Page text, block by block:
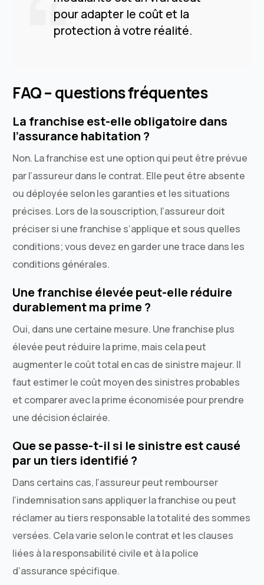
pour adapter le coût et la
protection à votre réalité.
FAQ – questions fréquentes
La franchise est-elle obligatoire dans
l’assurance habitation ?
Non. La franchise est une option qui peut être prévue
par l’assureur dans le contrat. Elle peut être absente
ou déployée selon les garanties et les situations
précises. Lors de la souscription, l’assureur doit
préciser si une franchise s’applique et sous quelles
conditions; vous devez en garder une trace dans les
conditions générales.
Une franchise élevée peut-elle réduire
durablement ma prime ?
Oui, dans une certaine mesure. Une franchise plus
élevée peut réduire la prime, mais cela peut
augmenter le coût total en cas de sinistre majeur. Il
faut estimer le coût moyen des sinistres probables
et comparer avec la prime économisée pour prendre
une décision éclairée.
Que se passe-t-il si le sinistre est causé
par un tiers identifié ?
Dans certains cas, l’assureur peut rembourser
l’indemnisation sans appliquer la franchise ou peut
réclamer au tiers responsable la totalité des sommes
versées. Cela varie selon le contrat et les clauses
liées à la responsabilité civile et à la police
d’assurance spécifique.